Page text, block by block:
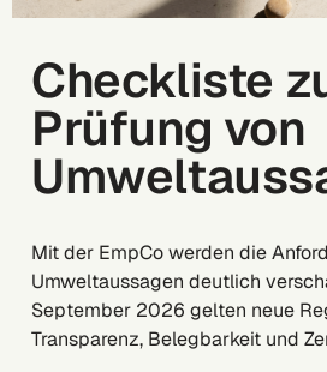
Checkliste
Prüfung von
Mit der EmpCo werden die
Umweltaussagen deutlich
September 2026 gelten neue
Transparenz, Belegbarkeit und